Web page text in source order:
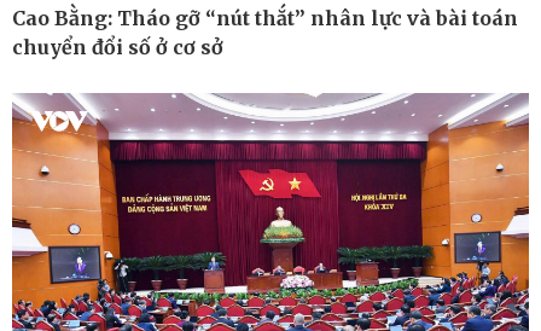
Pháp luật
Vụ án
Tin nóng
Tư vấn luật
Thể thao
Pickleball
Bóng đá quốc tế
Bóng đá Việt Nam
Thế giới thể thao
Lịch thi đấu bóng đá
eSports
Cao Bằng: Tháo gỡ “nút thắt” nhân lực và bài toán
chuyển đổi số ở cơ sở